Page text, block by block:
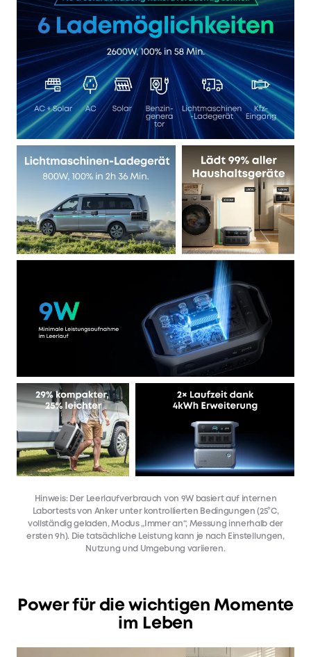
Hinweis: Der Leerlaufverbrauch von 9W basiert auf internen
Labortests von Anker unter kontrollierten Bedingungen (25°C,
vollständig geladen, Modus „Immer an“, Messung innerhalb der
ersten 9h). Die tatsächliche Leistung kann je nach Einstellungen,
Nutzung und Umgebung variieren.
Power für die wichtigen Momente
im Leben